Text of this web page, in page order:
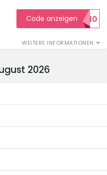
WEITERE INFORMATIONEN
Code anzeigen
WILKOMMEN10
2026